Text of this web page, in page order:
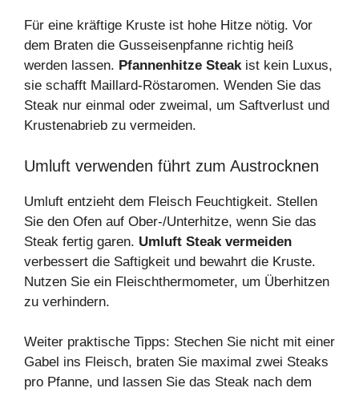
Für eine kräftige Kruste ist hohe Hitze nötig. Vor
dem Braten die Gusseisenpfanne richtig heiß
werden lassen. Pfannenhitze Steakist kein Luxus,
sie schafft Maillard-Röstaromen. Wenden Sie das
Steak nur einmal oder zweimal, um Saftverlust und
Krustenabrieb zu vermeiden.
Umluft verwenden führt zum Austrocknen
Umluft entzieht dem Fleisch Feuchtigkeit. Stellen
Sie den Ofen auf Ober-/Unterhitze, wenn Sie das
Steak fertig garen. Umluft Steak vermeiden
verbessert die Saftigkeit und bewahrt die Kruste.
Nutzen Sie ein Fleischthermometer, um Überhitzen
zu verhindern.
Weiter praktische Tipps: Stechen Sie nicht mit einer
Gabel ins Fleisch, braten Sie maximal zwei Steaks
pro Pfanne, und lassen Sie das Steak nach dem